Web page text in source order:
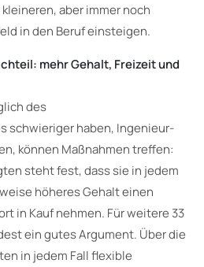
aber immer noch
in den Beruf einsteigen.
mehr Gehalt, Freizeit und
des
schwieriger haben, Ingenieur-
können Maßnahmen treffen:
steht fest, dass sie in jedem
höheres Gehalt einen
in Kauf nehmen. Für weitere 33
ein gutes Argument. Über die
in jedem Fall flexible